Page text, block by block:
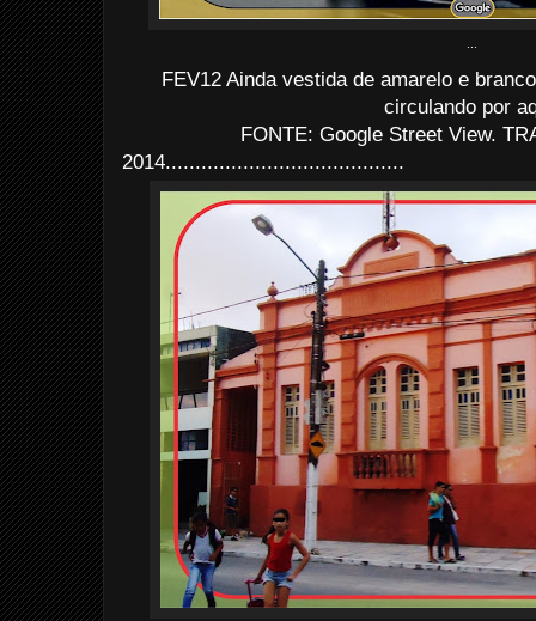
FEV12 Ainda vestida de amarelo e
circulando por
FONTE: Google Street View.
2014........................................